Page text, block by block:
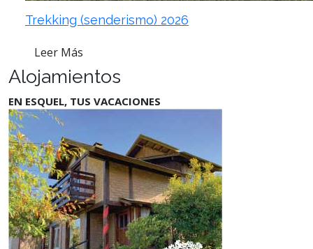
Trekking (senderismo) 2026
Leer Más
Alojamientos
EN ESQUEL, TUS VACACIONES